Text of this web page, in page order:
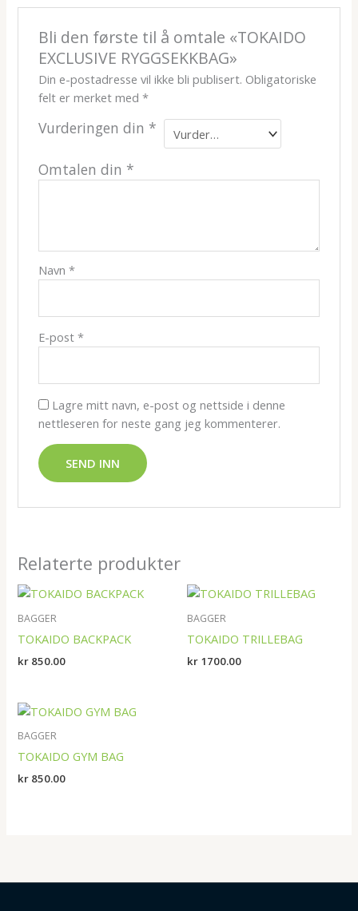
Bli den første til å omtale «TOKAIDO
EXCLUSIVE RYGGSEKKBAG»
Din e-postadresse vil ikke bli publisert. Obligatoriske
felt er merket med *
Vurderingen din *
Omtalen din *
Navn *
E-post *
Lagre mitt navn, e-post og nettside i denne
nettleseren for neste gang jeg kommenterer.
Relaterte produkter
BAGGER
TOKAIDO BACKPACK
kr 850.00
BAGGER
TOKAIDO TRILLEBAG
kr 1700.00
BAGGER
TOKAIDO GYM BAG
kr 850.00